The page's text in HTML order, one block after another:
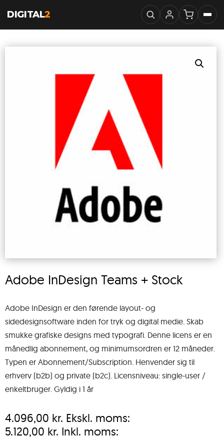
DIGITAL2
Adobe InDesign Teams + Stock
Adobe InDesign er den førende layout- og
sidedesignsoftware inden for tryk og digital medie. Skab
smukke grafiske designs med typografi. Denne licens er en
månedlig abonnement, og minimumsordren er 12 måneder.
Typen er Abonnement/Subscription. Henvender sig til
erhverv (b2b) og private (b2c). Licensniveau: single-user /
enkeltbruger. Gyldig i 1 år
4.096,00 kr. Ekskl. moms:
5.120,00 kr. Inkl. moms: